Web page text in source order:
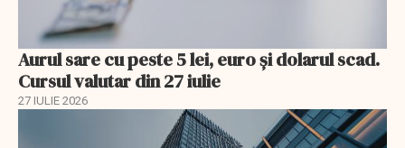
Aurul sare cu peste 5 lei, euro și dolarul scad.
Cursul valutar din 27 iulie
27 IULIE 2026